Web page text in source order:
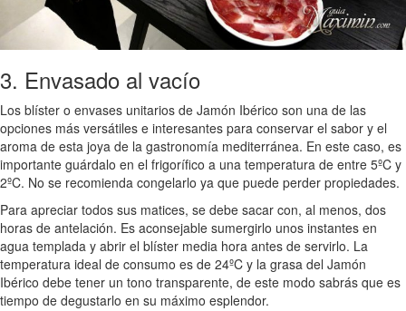
3. Envasado al vacío
Los blíster o envases unitarios de Jamón Ibérico son una de las
opciones más versátiles e interesantes para conservar el sabor y el
aroma de esta joya de la gastronomía mediterránea. En este caso, es
importante guárdalo en el frigorífico a una temperatura de entre 5ºC y
2ºC. No se recomienda congelarlo ya que puede perder propiedades.
Para apreciar todos sus matices, se debe sacar con, al menos, dos
horas de antelación. Es aconsejable sumergirlo unos instantes en
agua templada y abrir el blíster media hora antes de servirlo. La
temperatura ideal de consumo es de 24ºC y la grasa del Jamón
Ibérico debe tener un tono transparente, de este modo sabrás que es
tiempo de degustarlo en su máximo esplendor.